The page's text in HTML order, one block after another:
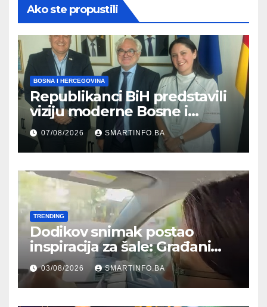
Ako ste propustili
BOSNA I HERCEGOVINA
Republikanci BiH predstavili
viziju moderne Bosne i
Hercegovine ambasadoru
Njemačke
07/08/2026 SMARTINFO.BA
TRENDING
Dodikov snimak postao
inspiracija za šale: Građani
kroz parodiju poslali poruku
03/08/2026 SMARTINFO.BA